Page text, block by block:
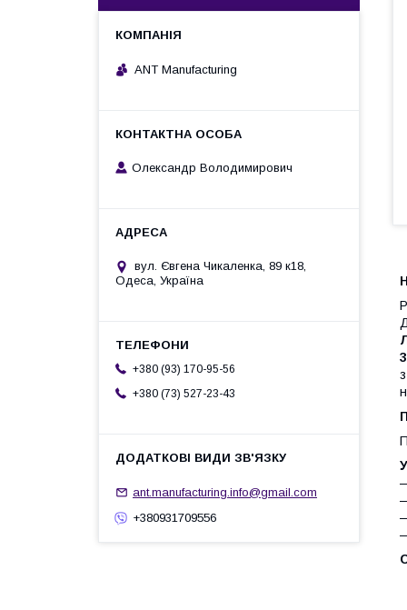
з
ANT Manufacturing
Олександр Володимирович
вул. Євгена Чикаленка, 89 к18,
Одеса, Україна
+380 (93) 170-95-56
+380 (73) 527-23-43
ant.manufacturing.info@gmail.com
+380931709556